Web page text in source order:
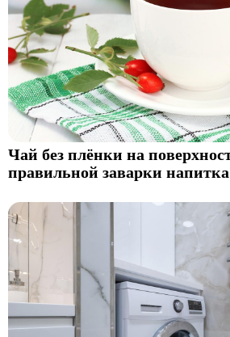
Чай без плёнки на
правильной заварки напитка